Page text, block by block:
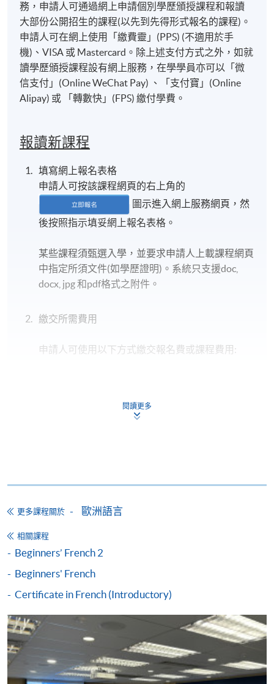
務，申請人可通過網上申請個別學歷頒授課程和報讀
大部份公開招生的課程(以先到先得形式報名的課程)。
申請人可在網上使用「繳費靈」(PPS) (不適用於手
機)、VISA 或 Mastercard。除上述支付方式之外，如就
讀學歷頒授課程設有網上服務，在學學員亦可以「微
信支付」(Online WeChat Pay) 、「支付寶」(Online
Alipay) 或 「轉數快」(FPS) 繳付學費。
報讀新課程
填寫網上報名表格
申請人可按該課程網頁的右上角的
圖示進入網上服務網頁，然
後按照指示填妥網上報名表格。
某些課程須甄選入學，並要求申請人上載課程網頁
中指定所須文件(如學歷證明)。系統只支援doc,
docx, jpg 和pdf格式之附件。
繳交所需費用
申請人可使用以下方式繳交報名費或課程費用:
碼，請瀏覽繳費靈網址http://www.ppshk.com
*香港大學專業進修學院Mastercard卡
月免息分期付款優惠，必須親臨本學院設有報名服務的教
學中心作付款安排。
申請/報讀指南 :
-個別學歷頒授課程
閱讀更多
更多課程關於 歐洲語言
相關課程
Beginners’ French 2
Beginners' French
Certificate in French (Introductory)